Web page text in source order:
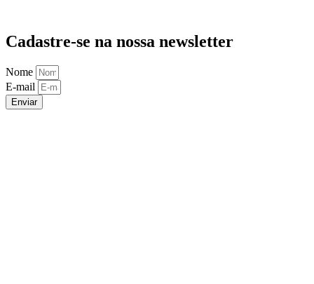
Cadastre-se na nossa newsletter
Nome
E-mail
Enviar